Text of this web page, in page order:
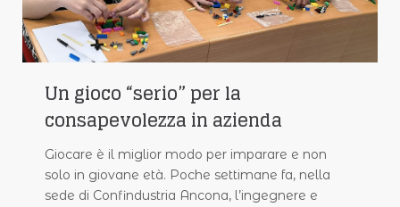
Un gioco “serio” per la
consapevolezza in azienda
Giocare è il miglior modo per imparare e non
solo in giovane età. Poche settimane fa, nella
sede di Confindustria Ancona, l’ingegnere e